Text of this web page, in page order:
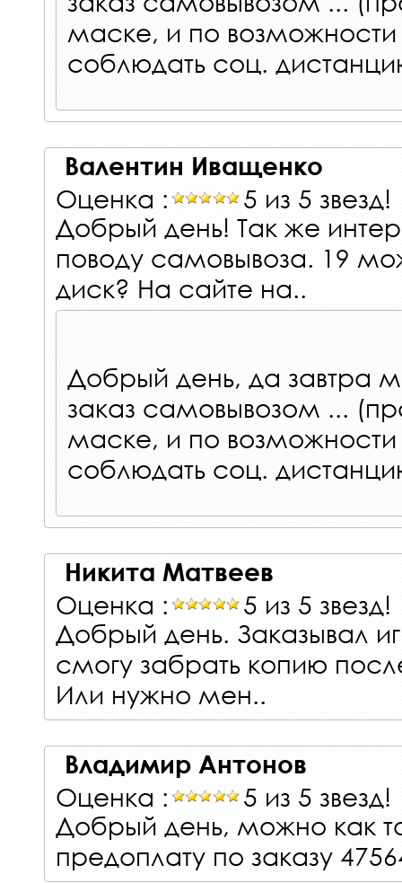
маске, и по возможности
соблюдать соц.
Валентин Иващенко
Оценка :
5 из 5 звезд!
Добрый день! Так же
поводу самовывоза. 19
диск? На сайте на..
Добрый день, да завтра
заказ самовывозом ...
маске, и по возможности
соблюдать соц.
Никита Матвеев
Оценка :
5 из 5 звезд!
Добрый день. Заказывал
смогу забрать копию
Или нужно мен..
Владимир Антонов
Оценка :
5 из 5 звезд!
Добрый день, можно как
предоплату по заказу